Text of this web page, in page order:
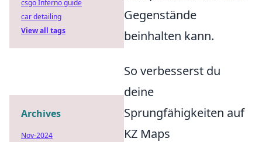
Gegenstände
beinhalten kann.
So verbesserst du
deine
Sprungfähigkeiten auf
KZ Maps
csgo Inferno guide
car detailing
View all tags
Archives
Nov-2024